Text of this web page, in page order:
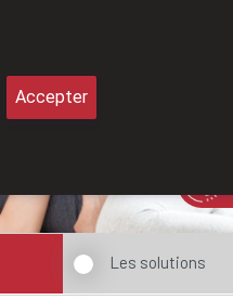
Les solutions
Accepter